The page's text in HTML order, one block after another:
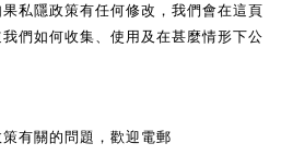
私隱政策有任何修改，我們會在這頁
們如何收集、使用及在甚麼情形下公
有關的問題，歡迎電郵